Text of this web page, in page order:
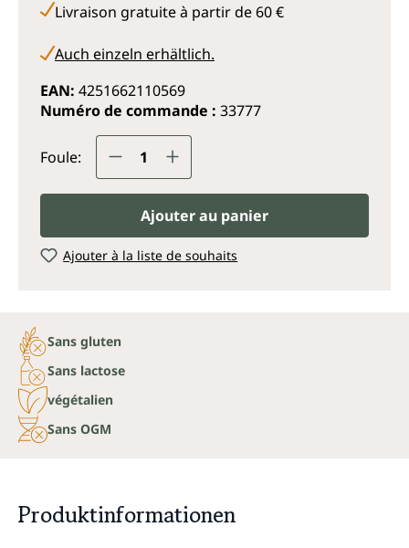
Livraison gratuite à partir de 60 €
Auch einzeln erhältlich.
EAN: 4251662110569
Numéro de commande : 33777
Foule: Quantité de produit : Entrez la
Ajouter au panier
Ajouter à la liste de souhaits
Sans gluten
Sans lactose
végétalien
Sans OGM
Produktinformationen